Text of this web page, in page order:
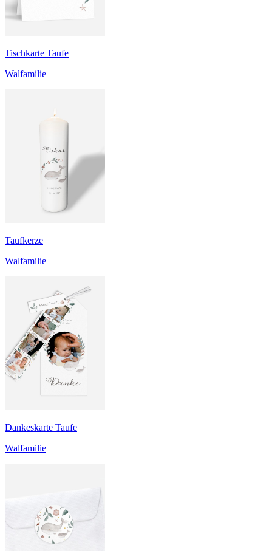
Tischkarte Taufe
Walfamilie
Taufkerze
Walfamilie
Dankeskarte Taufe
Walfamilie